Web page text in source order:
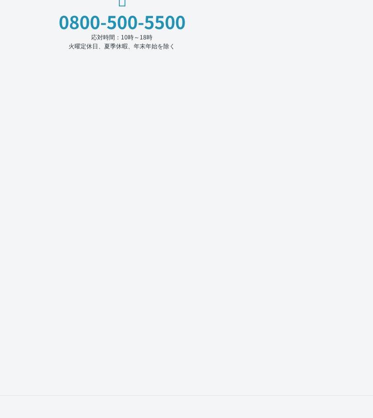
0800-500-5500
応対時間：10時～18時
火曜定休日、夏季休暇、年末年始を除く